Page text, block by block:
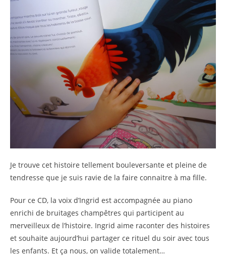
Je trouve cet histoire tellement bouleversante et pleine de
tendresse que je suis ravie de la faire connaitre à ma fille.
Pour ce CD, la voix d’Ingrid est accompagnée au piano
enrichi de bruitages champêtres qui participent au
merveilleux de l’histoire. Ingrid aime raconter des histoires
et souhaite aujourd’hui partager ce rituel du soir avec tous
les enfants. Et ça nous, on valide totalement…